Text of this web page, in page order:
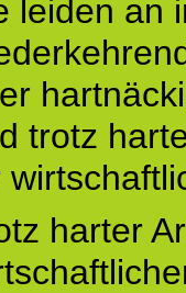
leiden an
trotz
harter